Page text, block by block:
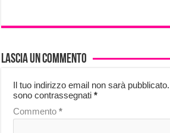
Lascia un commento
Il tuo indirizzo email non sarà pubblicato.
sono contrassegnati*
Commento*